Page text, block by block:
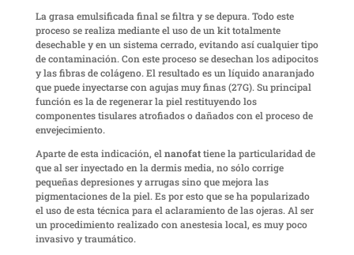
La grasa emulsificada final se filtra y se depura. Todo este
proceso se realiza mediante el uso de un kit totalmente
desechable y en un sistema cerrado, evitando así cualquier tipo
de contaminación. Con este proceso se desechan los adipocitos
y las fibras de colágeno. El resultado es un líquido anaranjado
que puede inyectarse con agujas muy finas (27G). Su principal
función es la de regenerar la piel restituyendo los
componentes tisulares atrofiados o dañados con el proceso de
envejecimiento.
Aparte de esta indicación, elnanofattiene la particularidad de
que al ser inyectado en la dermis media, no sólo corrige
pequeñas depresiones y arrugas sino que mejora las
pigmentaciones de la piel. Es por esto que se ha popularizado
el uso de esta técnica para el aclaramiento de las ojeras. Al ser
un procedimiento realizado con anestesia local, es muy poco
invasivo y traumático.